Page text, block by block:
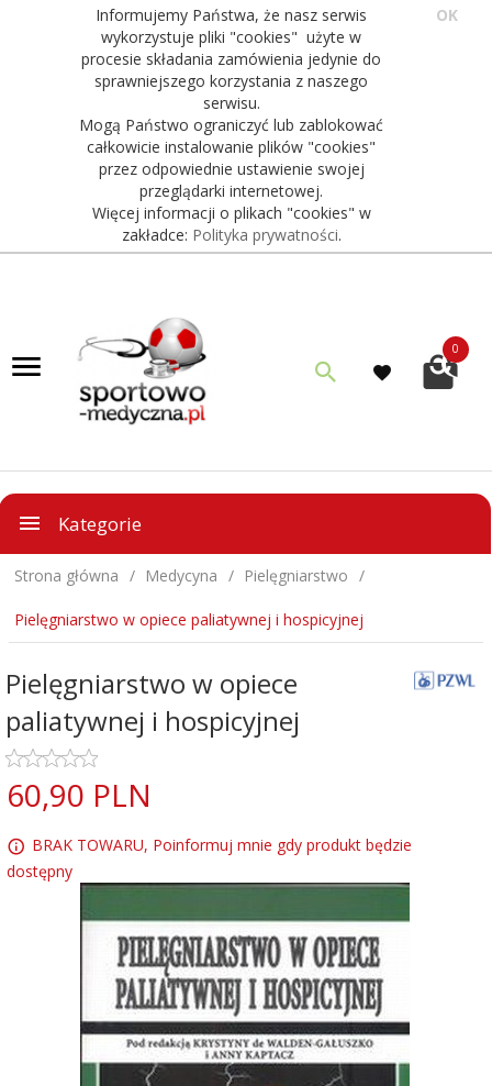
Informujemy Państwa, że nasz serwis
wykorzystuje pliki "cookies" użyte w
procesie składania zamówienia jedynie do
sprawniejszego korzystania z naszego
serwisu.
Mogą Państwo ograniczyć lub zablokować
całkowicie instalowanie plików "cookies"
przez odpowiednie ustawienie swojej
przeglądarki internetowej.
Więcej informacji o plikach "cookies" w
zakładce: Polityka prywatności.
OK
0
Kategorie
Strona główna Medycyna Pielęgniarstwo
Pielęgniarstwo w opiece paliatywnej i hospicyjnej
Pielęgniarstwo w opiece
paliatywnej i hospicyjnej
60,90 PLN
BRAK TOWARU, Poinformuj mnie gdy produkt będzie
dostępny